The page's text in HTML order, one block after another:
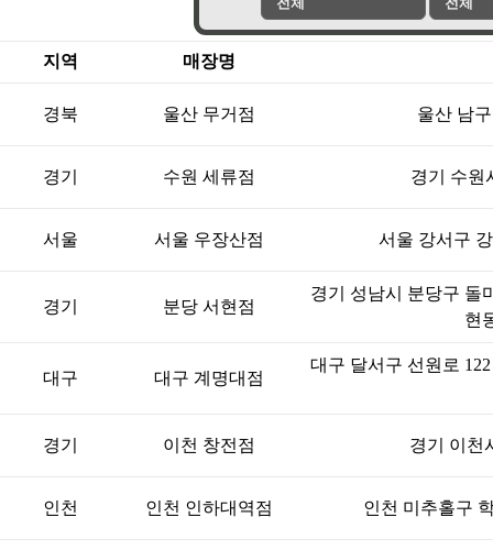
지역 매장명
경북 울산 무거점 울산 남
경기 수원 세류점 경기 수원
서울 서울 우장산점 서울 강서구
경기 분당 서현점
경기 성남시 분당구 돌
현
대구 대구 계명대점
대구 달서구 선원로
경기 이천 창전점 경기 이천
인천 인천 인하대역점 인천 미추홀구